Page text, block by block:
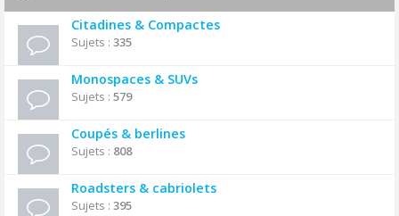
Citadines & Compactes
Sujets : 335
Monospaces & SUVs
Sujets : 579
Coupés & berlines
Sujets : 808
Roadsters & cabriolets
Sujets : 395